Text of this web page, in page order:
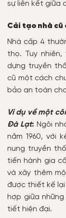
sự liên kết giữa
Cải tạo nhà cũ
Nhà cấp 4
thọ. Tuy
dựng truyền
cũ một cách
bảo an toàn
Ví dụ về một
Đà Lạt: Ngôi
năm 1960, với
nung truyền
tiến hành gia
và xây thêm
được thiết kế
hợp giữa
tiết hiện đại.